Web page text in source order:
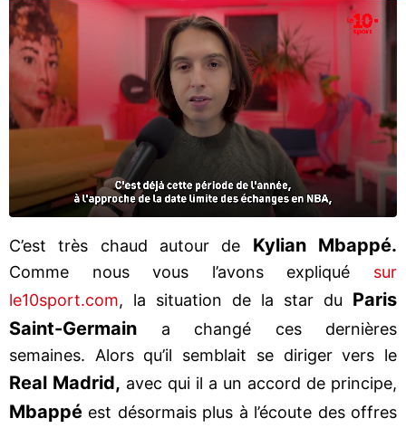
C’est très chaud autour de Kylian Mbappé.
Comme nous vous l’avons expliqué sur
le10sport.com, la situation de la star du Paris
Saint-Germain a changé ces dernières
semaines. Alors qu’il semblait se diriger vers le
Real Madrid, avec qui il a un accord de principe,
Mbappé est désormais plus à l’écoute des offres